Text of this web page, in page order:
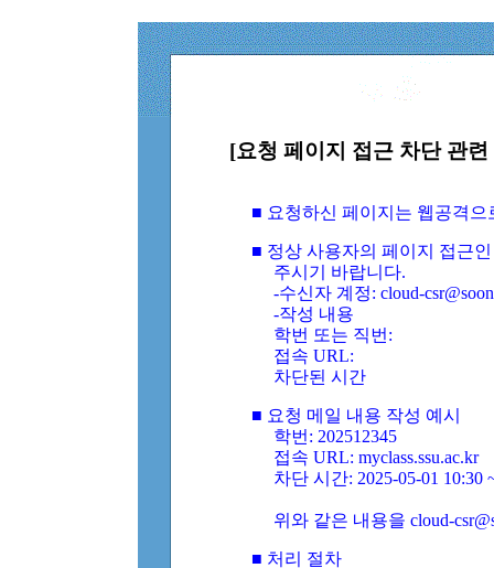
[요청 페이지 접근 차단 관
■ 요청하신 페이지는 웹공격
■ 정상 사용자의 페이지 접근
주시기 바랍니다.
-수신자 계정: cloud-
-작성 내용
학번 또는 직번:
접속 URL:
차단된 시간
■ 요청 메일 내용 작성 예시
학번: 202512345
접속 URL: myclass.ssu.ac.kr
차단 시간: 2025-05-01 10:30
위와 같은 내용을 cloud-
■ 처리 절차